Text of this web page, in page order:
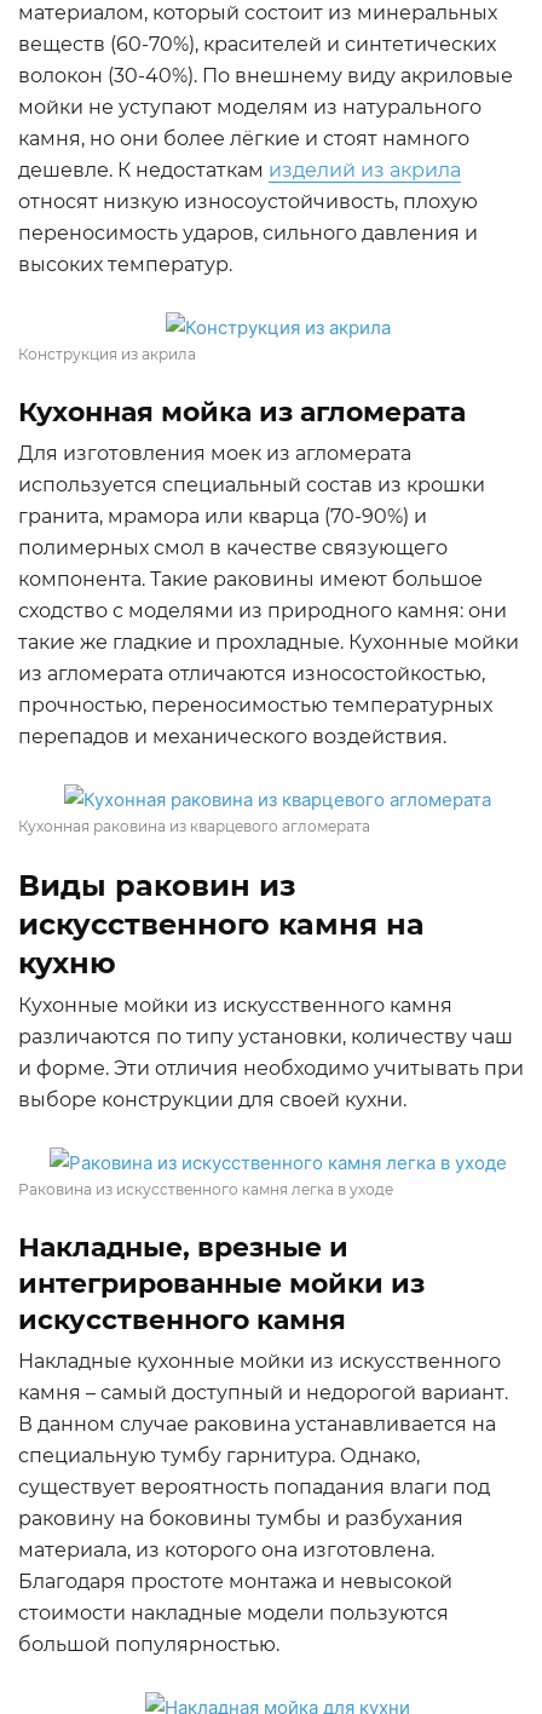
материалом, который состоит из минеральных
веществ (60-70%), красителей и синтетических
волокон (30-40%). По внешнему виду акриловые
мойки не уступают моделям из натурального
камня, но они более лёгкие и стоят намного
дешевле. К недостаткам изделий из акрила
относят низкую износоустойчивость, плохую
переносимость ударов, сильного давления и
высоких температур.
Конструкция из акрила
Кухонная мойка из агломерата
Для изготовления моек из агломерата
используется специальный состав из крошки
гранита, мрамора или кварца (70-90%) и
полимерных смол в качестве связующего
компонента. Такие раковины имеют большое
сходство с моделями из природного камня: они
такие же гладкие и прохладные. Кухонные мойки
из агломерата отличаются износостойкостью,
прочностью, переносимостью температурных
перепадов и механического воздействия.
Кухонная раковина из кварцевого агломерата
Виды раковин из
искусственного камня на
кухню
Кухонные мойки из искусственного камня
различаются по типу установки, количеству чаш
и форме. Эти отличия необходимо учитывать при
выборе конструкции для своей кухни.
Раковина из искусственного камня легка в уходе
Накладные, врезные и
интегрированные мойки из
искусственного камня
Накладные кухонные мойки из искусственного
камня – самый доступный и недорогой вариант.
В данном случае раковина устанавливается на
специальную тумбу гарнитура. Однако,
существует вероятность попадания влаги под
раковину на боковины тумбы и разбухания
материала, из которого она изготовлена.
Благодаря простоте монтажа и невысокой
стоимости накладные модели пользуются
большой популярностью.